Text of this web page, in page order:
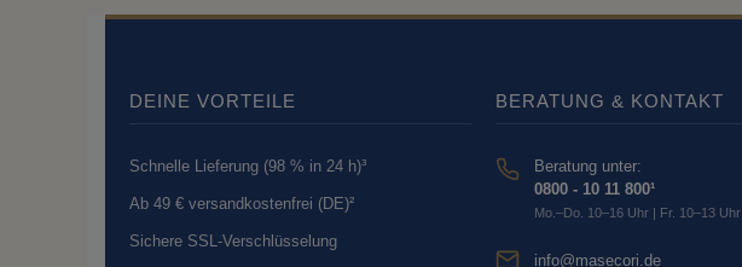
DEINE VORTEILE
Schnelle Lieferung (98 % in 24 h)³
Ab 49 € versandkostenfrei (DE)²
Sichere SSL-Verschlüsselung
BERATUNG & KONTAKT
Beratung unter:
0800 - 10 11 800¹
Mo.–Do. 10–16 Uhr | Fr. 10–13 Uhr
info@masecori.de